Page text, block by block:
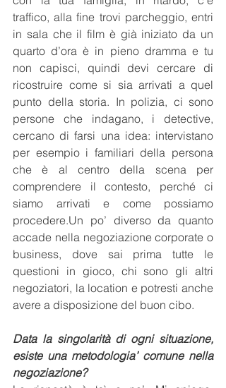
traffico, alla fine trovi parcheggio, entri
in sala che il film è già iniziato da un
quarto d’ora è in pieno dramma e tu
non capisci, quindi devi cercare di
ricostruire come si sia arrivati a quel
punto della storia. In polizia, ci sono
persone che indagano, i detective,
cercano di farsi una idea: intervistano
per esempio i familiari della persona
che è al centro della scena per
comprendere il contesto, perché ci
siamo arrivati e come possiamo
procedere.Un po’ diverso da quanto
accade nella negoziazione corporate o
business, dove sai prima tutte le
questioni in gioco, chi sono gli altri
negoziatori, la location e potresti anche
avere a disposizione del buon cibo.
Data la singolarità di ogni situazione,
esiste una metodologia’ comune nella
negoziazione?